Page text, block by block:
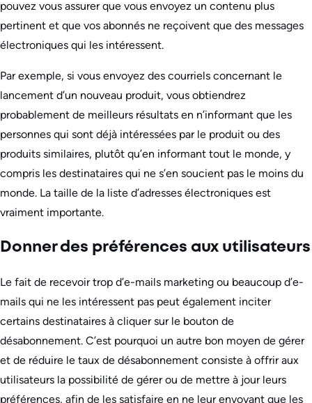
pouvez vous assurer que vous envoyez un contenu plus
pertinent et que vos abonnés ne reçoivent que des messages
électroniques qui les intéressent.
Par exemple, si vous envoyez des courriels concernant le
lancement d’un nouveau produit, vous obtiendrez
probablement de meilleurs résultats en n’informant que les
personnes qui sont déjà intéressées par le produit ou des
produits similaires, plutôt qu’en informant tout le monde, y
compris les destinataires qui ne s’en soucient pas le moins du
monde. La taille de la liste d’adresses électroniques est
vraiment importante.
Donner des préférences aux utilisateurs
Le fait de recevoir trop d’e-mails marketing ou beaucoup d’e-
mails qui ne les intéressent pas peut également inciter
certains destinataires à cliquer sur le bouton de
désabonnement. C’est pourquoi un autre bon moyen de gérer
et de réduire le taux de désabonnement consiste à offrir aux
utilisateurs la possibilité de gérer ou de mettre à jour leurs
préférences, afin de les satisfaire en ne leur envoyant que les